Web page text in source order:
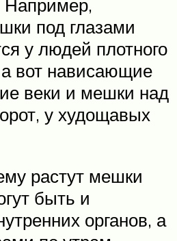
Например,
под глазами
у людей плотного
вот нависающие
веки и мешки над
у худощавых
растут мешки
быть и
органов, а